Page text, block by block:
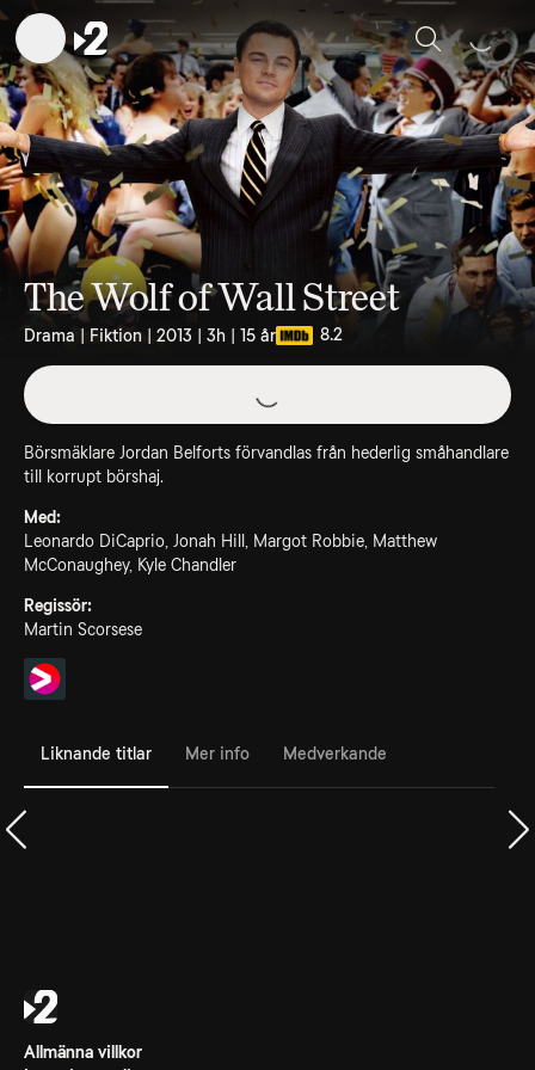
Sök
The Wolf of Wall Street
Drama | Fiktion | 2013 | 3h | 15 år 8.2
Börsmäklare Jordan Belforts förvandlas från hederlig småhandlare
till korrupt börshaj.
Med:
Leonardo DiCaprio, Jonah Hill, Margot Robbie, Matthew
McConaughey, Kyle Chandler
Regissör:
Martin Scorsese
Liknande titlar Mer info Medverkande
Allmänna villkor